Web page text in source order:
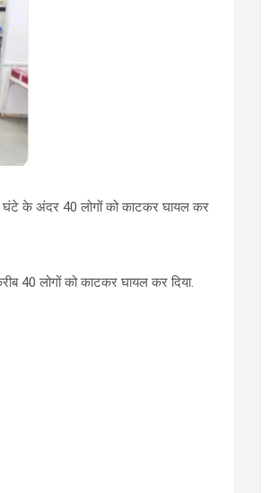
घंटे के अंदर 40 लोगों को काटकर घायल कर
40 लोगों को काटकर घायल कर दिया.